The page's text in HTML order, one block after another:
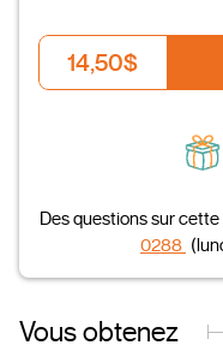
14,50$
Des questions sur
0288
Vous obtenez